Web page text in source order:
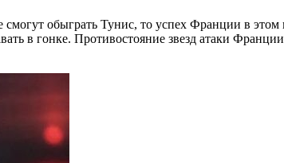
обыграть Тунис, то успех Франции в
в гонке. Противостояние звезд атаки